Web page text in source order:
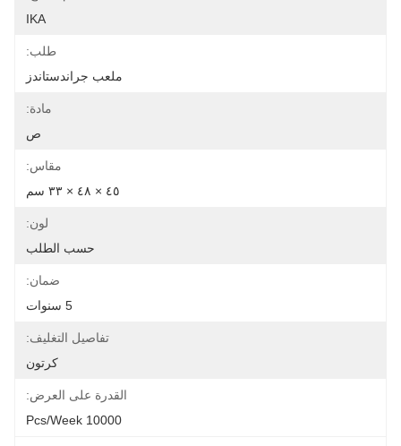
IKA
طلب:
ملعب جراندستاندز
مادة:
ص
مقاس:
٤٥ × ٤٨ × ٣٣ سم
لون:
حسب الطلب
ضمان:
5 سنوات
تفاصيل التغليف:
كرتون
القدرة على العرض:
10000 Pcs/week